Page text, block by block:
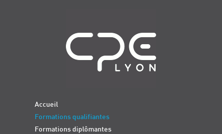
Accueil
Formations qualifiantes
Formations diplômantes